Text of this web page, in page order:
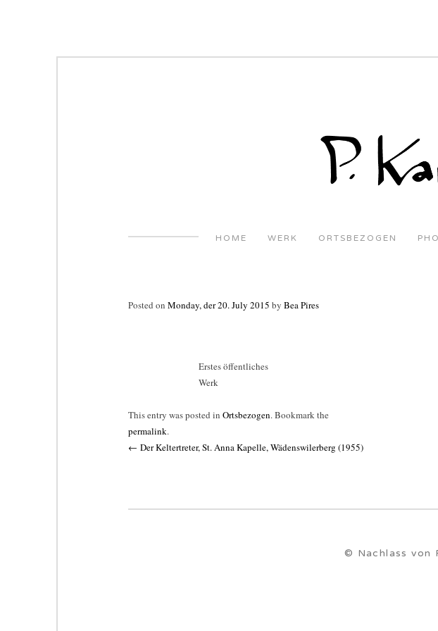
HOME WERK ORTSBEZOGEN
Posted on Monday, der 20. July 2015 by Bea Pires
Erstes öffentliches
Werk
This entry was posted in Ortsbezogen. Bookmark the
permalink.
Post
← Der Keltertreter, St. Anna Kapelle, Wädenswilerberg (1955)
© Nachlass von